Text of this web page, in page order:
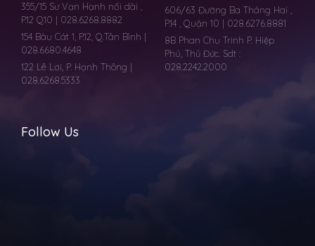
355/15 Sư Vạn Hạnh nối dài ,
P.12 Q10 | 028.6268.8882
154 Bàu Cát 1, P.12, Q.Tân Bình |
028.6680.4648
122 Lê Lơi, P. Hạnh Thông |
028.6268.5333
606/63 Đường Ba Tháng Hai ,
P.14 , Quận 10 | 028.6276.8881
8B Phan Chu Trinh P. Hiệp
Phú, Thủ Đức. Sdt :
028.2242.2000
Follow Us